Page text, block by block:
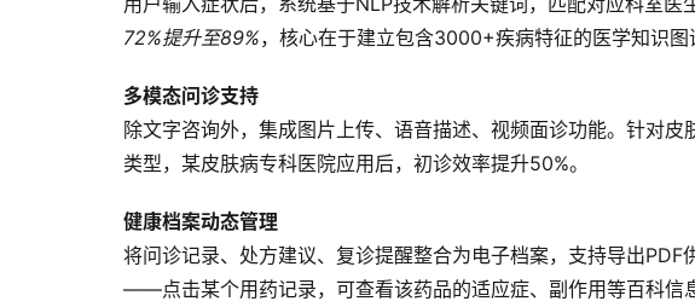
72%提升至89%，核心在于建立包含3000+疾病特征的医学知识图
多模态问诊支持
除文字咨询外，集成图片上传、语音描述、视频面诊功能。针对
类型，某皮肤病专科医院应用后，初诊效率提升50%。
健康档案动态管理
将问诊记录、处方建议、复诊提醒整合为电子档案，支持导出PDF
——点击某个用药记录，可查看该药品的适应症、副作用等百科信